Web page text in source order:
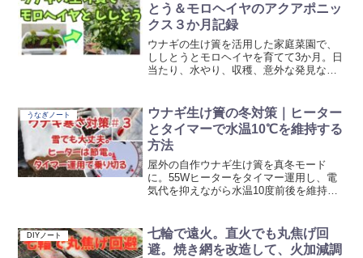
とう＆モロヘイヤのアクアポニッ
クス３か月記録
ウナギの生け簀を活用した家庭菜園で、
ししとうとモロヘイヤを育てて3か月。日
当たり、水やり、収穫、意外な発見など
うなぎノート
ウナギ生け簀の冬対策｜ヒーター
とタイマーで水温10℃を維持する
方法
屋外の自作ウナギ生け簀を真冬モード
に。55Wヒーターをタイマー運用し、電
気代を抑えながら水温10度前後を維持で
DIYノート
七輪で遠火。直火でも丸焦げ回
避。焼き網を改造して、火加減調